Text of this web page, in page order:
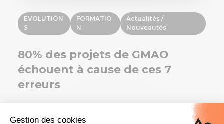
EVOLUTION
S
FORMATIO
N
Actualités /
Nouveautés
80% des projets de GMAO
échouent à cause de ces 7
erreurs
Que vous soyez en pleine implémentation d'un